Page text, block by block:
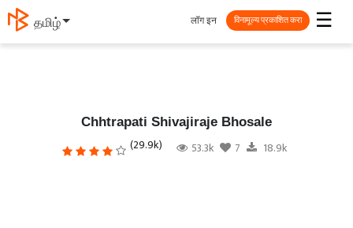
தமிழ் ☰
लॉग इन विनामूल्य प्रकाशित करा
Chhtrapati Shivajiraje Bhosale
(29.9k) 53.3k 7 18.9k